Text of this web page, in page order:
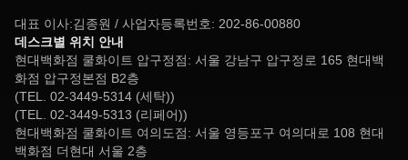
대표 이사:김종원 / 사업자등록번호: 202-86-00880
데스크별 위치 안내
현대백화점 쿨화이트 압구정점: 서울 강남구 압구정로 165 현대백
화점 압구정본점 B2층
(TEL. 02-3449-5314 (세탁))
(TEL. 02-3449-5313 (리페어))
현대백화점 쿨화이트 여의도점: 서울 영등포구 여의대로 108 현대
백화점 더현대 서울 2층